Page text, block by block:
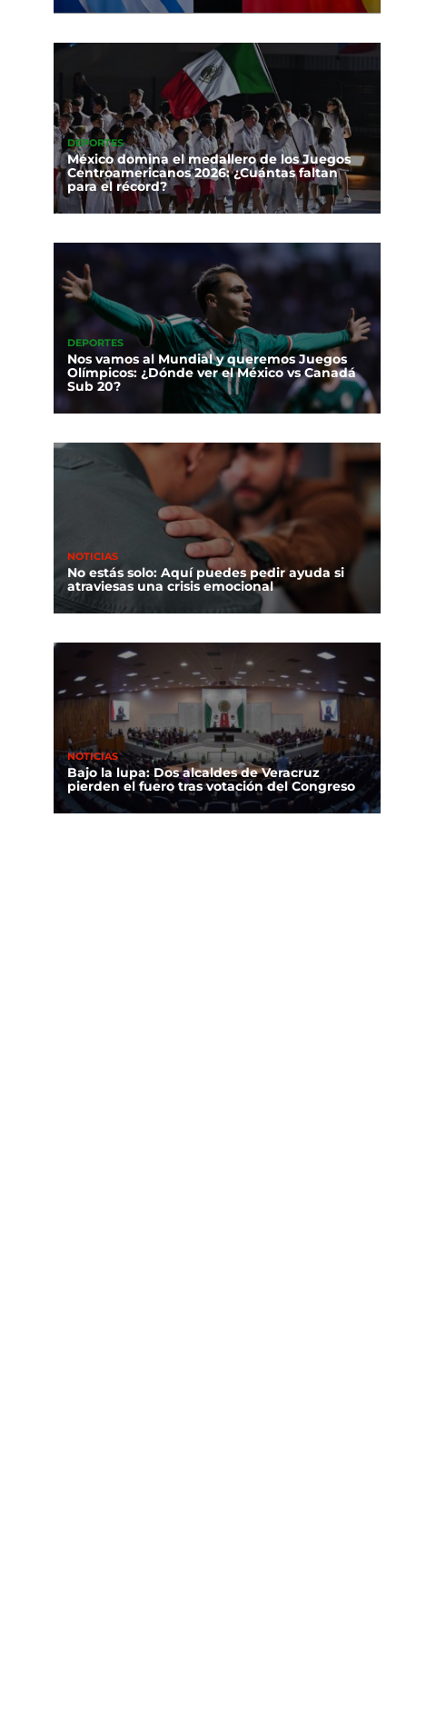
DEPORTES
México domina el medallero de los Juegos
Centroamericanos 2026: ¿Cuántas faltan
para el récord?
DEPORTES
Nos vamos al Mundial y queremos Juegos
Olímpicos: ¿Dónde ver el México vs Canadá
Sub 20?
NOTICIAS
No estás solo: Aquí puedes pedir ayuda si
atraviesas una crisis emocional
NOTICIAS
Bajo la lupa: Dos alcaldes de Veracruz
pierden el fuero tras votación del Congreso